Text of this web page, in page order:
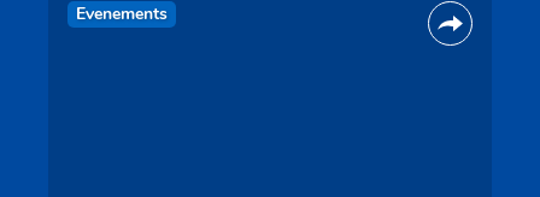
Evenements